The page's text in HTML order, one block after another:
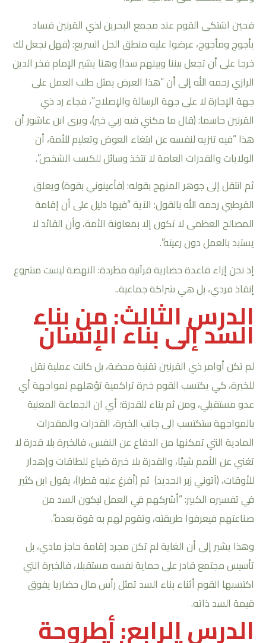
فحين اشتكى القوم عند مجمع البحرين لذي القرنين فساد
يأجوج ومأجوج، عرضوا عليه منطق الحل السريع: (فهل نجعل لك
خرجا على أن تجعل بيننا وبينهم سدا) وهنا يشير الإمام فخر الدين
الرازي رحمه الله إلى أن “هذا العرض يمثل طلب العمل على
جهة الإجارة لا على جهة الرسالة والإصلاح”، فجاء رد ذي
القرنين حاسما: (قال ما مكني فيه ربي خير)، ويرى ابن عاشور أن
هذا “فيه تنزيه لنفسه عن ابتغاء العوض وتعليم للأمة، أن
الولايات والقدرات العامة لا تتخذ وسائل للكسب الشخص”.
ثم انتقل إلى جوهر المنهج بقوله: (فأعينوني بقوة) ويعلق
القرطبي رحمه الله بالقول: الآية “فيها دليل على أن إقامة
المصالح العظمى لا تكون إلا بمعاونة الأمة، وأن القائد لا
يستبد بالعمل دون رعيته”.
إذ نحن إزاء قاعدة حضارية قرآنية مطردة: النهضة ليست مشروع
إنقاذ فردي، بل هي شراكة جماعية..
الدرس الثالث: من بناء
السد إلى بناء الإنسان
لم تكن أوامر ذي القرنين تقنية محضة، بل كانت عملية نقل
للخبرة، كي يكتسب القوم خبرة تراكمية تؤهلهم لمواجهة أي
عدو مستقبلي، ومن ثم بناء للقدرة؛ أي ان الجماعة المعنية
بالمواجهة ستكتسب الى جانب الخبرة، القدرات والمقدرات
المادية التي تمكنها من الدفاع عن النفس، فالخبرة بلا قدرة لا
تغني عن الأمم شيئا، والقدرة بلا خبرة ضياع للطاقات وإهدار
للأوقات، (آتوني زبر الحديد) ثم (أفرغ عليه قطرا)، يقول ابن كثير
في تفسيره الكبير: “أشركهم في العمل ليكون السد من
صناعتهم فيعرفوا طريقته، وتقوم لهم به قوة بعده”.
وهذا يشير إلى أن الغاية لم تكن مجرد إقامة حاجز مادي، بل
تأسيس مجتمع قادر على حماية نفسه مستقبلا، فالخبرة التي
اكتسبها القوم أثناء بناء السد تمثل رأس مال حضاريا يفوق
قيمة السد ذاته.
الدرس الرابع: أطروحة